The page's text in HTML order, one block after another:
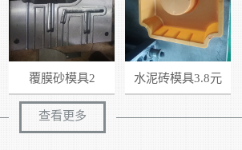
覆膜砂模具2 水泥砖模具3.8元
查看更多